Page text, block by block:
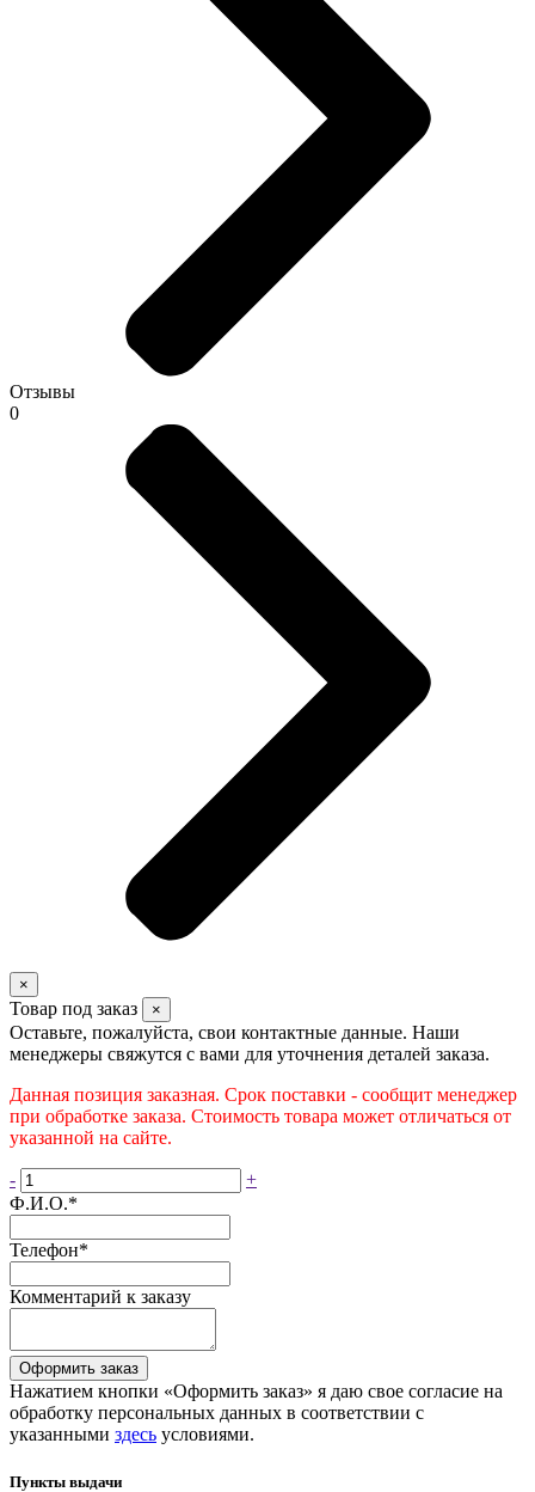
Отзывы
0
×
Товар под заказ ×
Оставьте, пожалуйста, свои контактные данные. Наши
менеджеры свяжутся с вами для уточнения деталей заказа.
Данная позиция заказная. Срок поставки - сообщит менеджер
при обработке заказа. Стоимость товара может отличаться от
указанной на сайте.
-
+
Ф.И.О.*
Телефон*
Комментарий к заказу
Оформить заказ
Нажатием кнопки «Оформить заказ» я даю свое согласие на
обработку персональных данных в соответствии с
указанными здесь условиями.
Пункты выдачи